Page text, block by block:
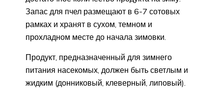
Запас для пчел размещают в 6-7 сотовых
рамках и хранят в сухом, темном и
прохладном месте до начала зимовки.
Продукт, предназначенный для зимнего
питания насекомых, должен быть светлым и
жидким (донниковый, клеверный, липовый).